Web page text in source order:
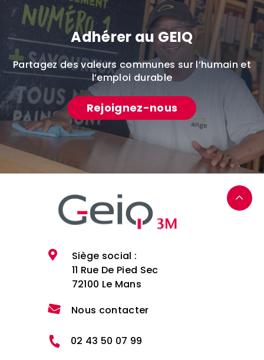
Adhérer au GEIQ
Partagez des valeurs communes sur l’humain et
l’emploi durable
Rejoignez-nous
Siège social :
11 Rue De Pied Sec
72100 Le Mans
Nous contacter
02 43 50 07 99